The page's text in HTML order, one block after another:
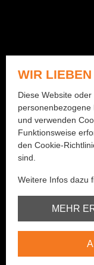
08:00
WIR
Diese Website
personenbezogene
und verwenden
Funktionsweise
den Cookie-
sind.
Weitere Infos dazu
Unbedingt
MEHR